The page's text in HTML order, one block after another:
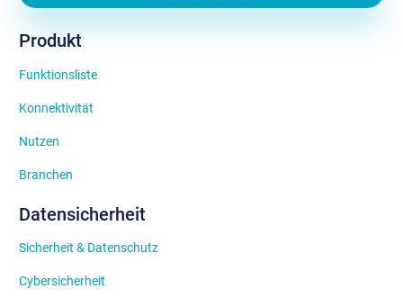
Produkt
Funktionsliste
Konnektivität
Nutzen
Branchen
Datensicherheit
Sicherheit & Datenschutz
Cybersicherheit